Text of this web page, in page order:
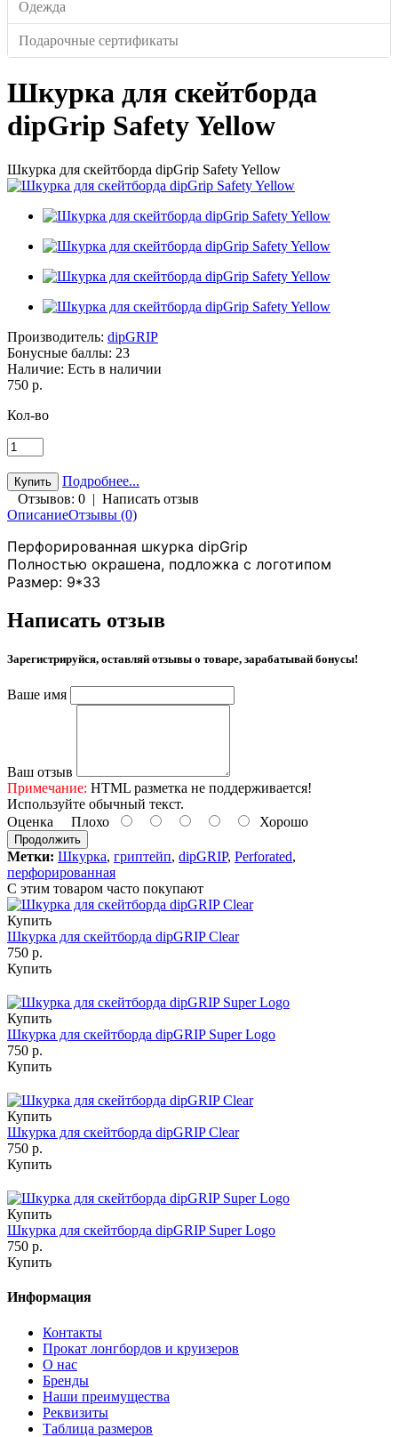
Одежда
Подарочные сертификаты
Шкурка для скейтборда
dipGrip Safety Yellow
Шкурка для скейтборда dipGrip Safety Yellow
Производитель: dipGRIP
Бонусные баллы: 23
Наличие: Есть в наличии
750 р.
Кол-во
Подробнее...
Отзывов: 0 | Написать отзыв
ОписаниеОтзывы (0)
Перфорированная шкурка dipGrip
Полностью окрашена, подложка с логотипом
Размер: 9*33
Написать отзыв
Зарегистрируйся, оставляй отзывы о товаре, зарабатывай бонусы!
Ваше имя
Ваш отзыв
Примечание: HTML разметка не поддерживается!
Используйте обычный текст.
Оценка Плохо Хорошо
Продолжить
Метки: Шкурка, гриптейп, dipGRIP, Perforated,
перфорированная
С этим товаром часто покупают
Купить
Шкурка для скейтборда dipGRIP Clear
750 р.
Купить
Купить
Шкурка для скейтборда dipGRIP Super Logo
750 р.
Купить
Купить
Шкурка для скейтборда dipGRIP Clear
750 р.
Купить
Купить
Шкурка для скейтборда dipGRIP Super Logo
750 р.
Купить
Информация
Контакты
Прокат лонгбордов и круизеров
О нас
Бренды
Наши преимущества
Реквизиты
Таблица размеров